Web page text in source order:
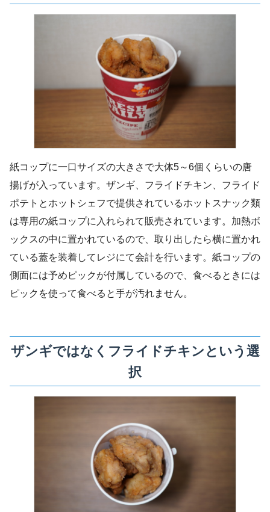
紙コップに一口サイズの大きさで大体5～6個くらいの唐
揚げが入っています。ザンギ、フライドチキン、フライド
ポテトとホットシェフで提供されているホットスナック類
は専用の紙コップに入れられて販売されています。加熱ボ
ックスの中に置かれているので、取り出したら横に置かれ
ている蓋を装着してレジにて会計を行います。紙コップの
側面には予めピックが付属しているので、食べるときには
ピックを使って食べると手が汚れません。
ザンギではなくフライドチキンという選
択